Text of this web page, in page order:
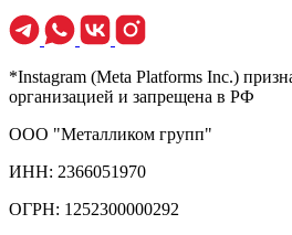
*Instagram (Meta Platforms Inc.)
организацией и запрещена в РФ
ООО "Металликом групп"
ИНН: 2366051970
ОГРН: 1252300000292